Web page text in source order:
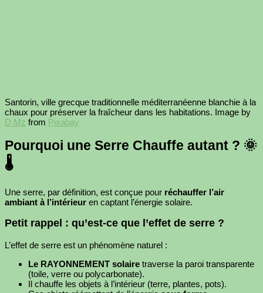
Santorin, ville grecque traditionnelle méditerranéenne blanchie à la
chaux pour préserver la fraîcheur dans les habitations. Image by
D Mz from Pixabay
Pourquoi une Serre Chauffe autant ? 🌞
🌡️
Une serre, par définition, est conçue pour réchauffer l’air
ambiant à l’intérieur en captant l’énergie solaire.
Petit rappel : qu’est-ce que l’effet de serre ?
L’effet de serre est un phénomène naturel :
Le RAYONNEMENT solaire traverse la paroi transparente
(toile, verre ou polycarbonate).
Il chauffe les objets à l’intérieur (terre, plantes, pots).